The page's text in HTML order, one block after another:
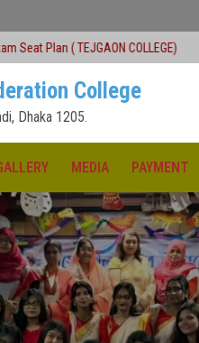
COLLEGE) #অনার্স প্রথম বর্ষ
College
Dhaka 1205.
MEDIA PAYMENT